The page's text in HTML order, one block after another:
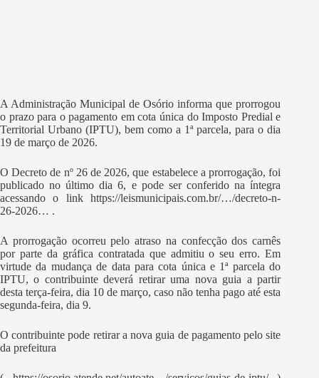
A Administração Municipal de Osório informa que prorrogou
o prazo para o pagamento em cota única do Imposto Predial e
Territorial Urbano (IPTU), bem como a 1ª parcela, para o dia
19 de março de 2026.
O Decreto de nº 26 de 2026, que estabelece a prorrogação, foi
publicado no último dia 6, e pode ser conferido na íntegra
acessando o linkhttps://leismunicipais.com.br/…/decreto-n-
26-2026… .
A prorrogação ocorreu pelo atraso na confecção dos carnês
por parte da gráfica contratada que admitiu o seu erro. Em
virtude da mudança de data para cota única e 1ª parcela do
IPTU, o contribuinte deverá retirar uma nova guia a partir
desta terça-feira, dia 10 de março, caso não tenha pago até esta
segunda-feira, dia 9.
O contribuinte pode retirar a nova guia de pagamento pelo site
da prefeitura